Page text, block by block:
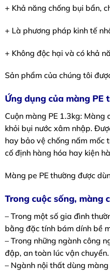
+ Khả năng chống bụi bẩn,
+ Là phương pháp kinh tế
+ Không độc hại và có khả
Sản phẩm của chúng tôi
Ứng dụng của màng PE
Cuộn màng PE 1.3kg:
khỏi bụi nước xâm nhập.
hay bảo vệ chống nấm mốc
cố định hàng hóa hay kiện
Màng pe PE thường được
Trong cuộc sống, màng
– Trong một số gia đình
bằng đặc tính bám dính bề
– Trong những ngành công
đập, an toàn lúc vận chuyển.
– Ngành nội thất dùng